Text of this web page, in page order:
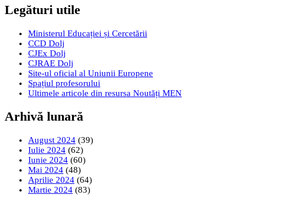
Legături utile
Ministerul Educației și Cercetării
CCD Dolj
CJEx Dolj
CJRAE Dolj
Site-ul oficial al Uniunii Europene
Spațiul profesorului
Ultimele articole din resursa Noutăți MEN
Arhivă lunară
August 2024 (39)
Iulie 2024 (62)
Iunie 2024 (60)
Mai 2024 (48)
Aprilie 2024 (64)
Martie 2024 (83)